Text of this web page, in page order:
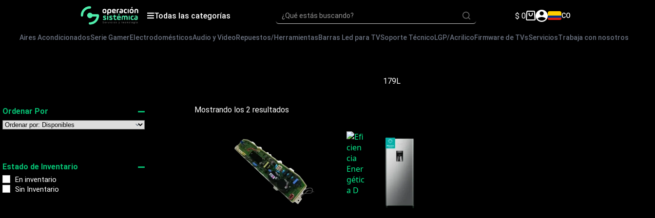
Todas las categorías ¿Qué estás buscando?
Carro
compra
$ 0 CO
Aires AcondicionadosSerie GamerElectrodomésticosAudio y VideoRepuestos/HerramientasBarras Led para TVSoporte Técnico LGP/AcrilicoFirmware de TVsServiciosTrabaja con nosotros
179L
Mostrando los 2 resultados
Ordenar Por
Sort Products
Estado de Inventario
En inventario
Sin Inventario